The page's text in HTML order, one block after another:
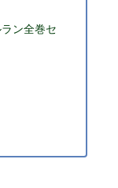
ン全巻セ